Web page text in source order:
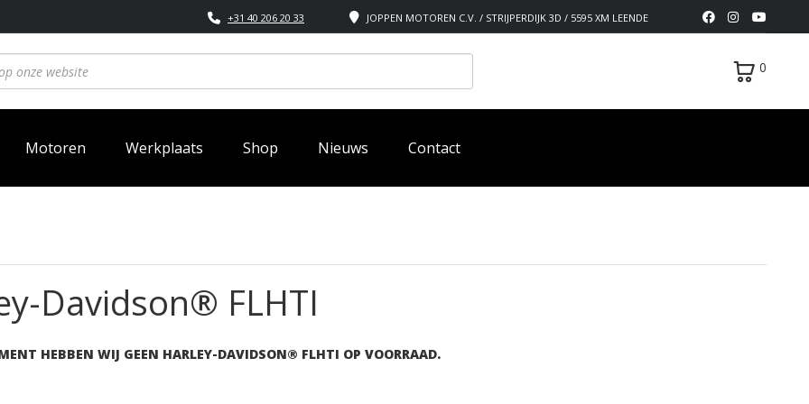
JOPPEN MOTOREN C.V. / STRIJPERDIJK 3D / 5595 XM LEENDE
+31 40 206 20 33
0
Motoren Werkplaats Shop Nieuws Contact
Davidson® FLHTI
HEBBEN WIJ GEEN HARLEY-DAVIDSON® FLHTI OP VOORRAAD.